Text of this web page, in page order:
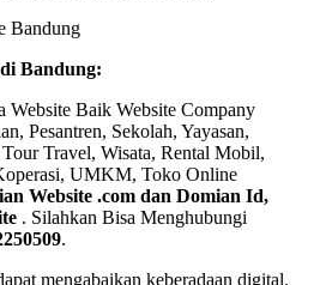
Bandung:
Website Baik Website Company
Pesantren, Sekolah, Yayasan,
Travel, Wisata, Rental Mobil,
UMKM, Toko Online
Website .com dan Domian Id,
. Silahkan Bisa Menghubungi
.
mengabaikan keberadaan digital.